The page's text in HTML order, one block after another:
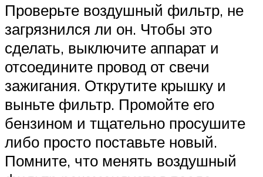
Проверьте воздушный фильтр, не
загрязнился ли он. Чтобы это
сделать, выключите аппарат и
отсоедините провод от свечи
зажигания. Открутите крышку и
выньте фильтр. Промойте его
бензином и тщательно просушите
либо просто поставьте новый.
Помните, что менять воздушный